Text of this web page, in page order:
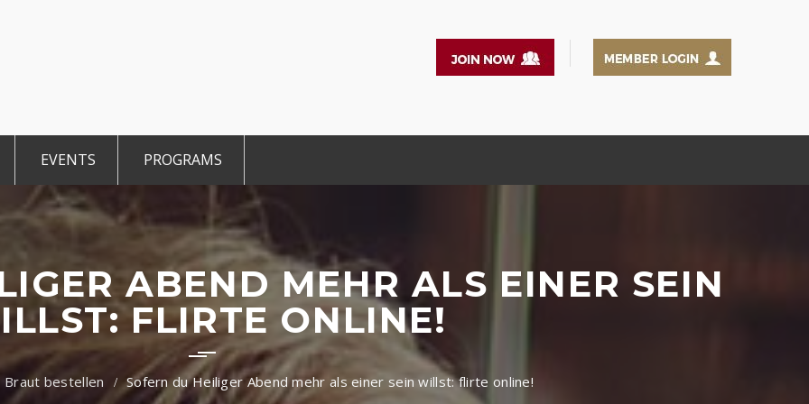
Members
Members
EVENTS
Events 2025
PROGRAMS
TiE Student
TiE Women
TiE University
ABEND MEHR ALS EINER SEIN
FLIRTE ONLINE!
Braut bestellen Sofern du Heiliger Abend mehr als einer sein willst: flirte online!